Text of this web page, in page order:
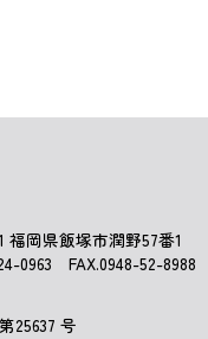
福岡県飯塚市潤野57番1
0963 FAX.0948-52-8988
25637 号